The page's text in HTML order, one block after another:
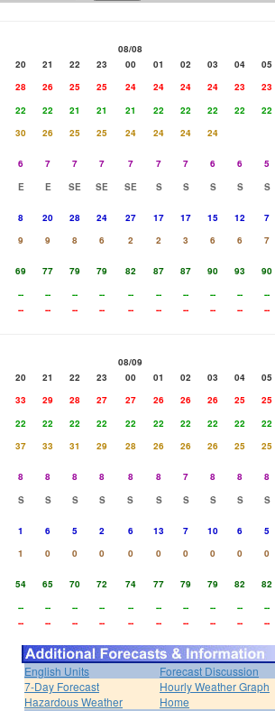
08/08
20 21 22 23 00 01 02 03 04 05
28 26 25 25 24 24 24 24 23 23
22 22 21 21 21 22 22 22 22 22
30 26 25 25 24 24 24 24
6 7 7 7 7 7 7 6 6 5
E E SE SE SE S S S S S
8 20 28 24 27 17 17 15 12 7
9 9 8 6 2 2 3 6 6 7
69 77 79 79 82 87 87 90 93 90
-- -- -- -- -- -- -- -- -- --
-- -- -- -- -- -- -- -- -- --
08/09
20 21 22 23 00 01 02 03 04 05
33 29 28 27 27 26 26 26 25 25
22 22 22 22 22 22 22 22 22 22
37 33 31 29 28 26 26 26 25 25
8 8 8 8 8 8 7 8 8 8
S S S S S S S S S S
1 6 5 2 6 13 7 10 6 5
1 0 0 0 0 0 0 0 0 0
54 65 70 72 74 77 79 79 82 82
-- -- -- -- -- -- -- -- -- --
-- -- -- -- -- -- -- -- -- --
English Units
Forecast Discussion
7-Day Forecast
Hourly Weather Graph
Hazardous Weather
Home